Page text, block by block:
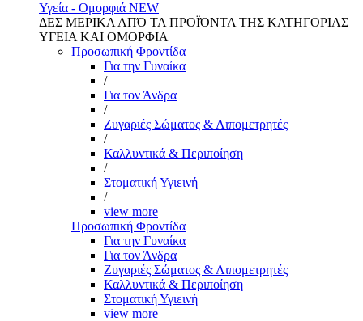
Υγεία - Ομορφιά NEW
ΔΕΣ ΜΕΡΙΚΑ ΑΠΌ ΤΑ ΠΡΟΪΌΝΤΑ ΤΗΣ ΚΑΤΗΓΟΡΙΑΣ
ΥΓΕΙΑ ΚΑΙ ΟΜΟΡΦΙΑ
Προσωπική Φροντίδα
Για την Γυναίκα
/
Για τον Άνδρα
/
Ζυγαριές Σώματος & Λιπομετρητές
/
Καλλυντικά & Περιποίηση
/
Στοματική Υγιεινή
/
view more
Προσωπική Φροντίδα
Για την Γυναίκα
Για τον Άνδρα
Ζυγαριές Σώματος & Λιπομετρητές
Καλλυντικά & Περιποίηση
Στοματική Υγιεινή
view more